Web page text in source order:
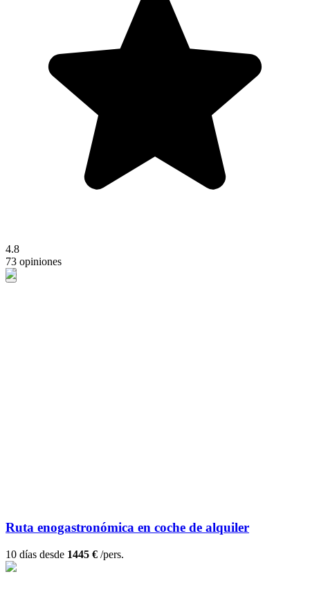
4.8
73 opiniones
Ruta enogastronómica en coche de alquiler
10 días desde 1445 € /pers.